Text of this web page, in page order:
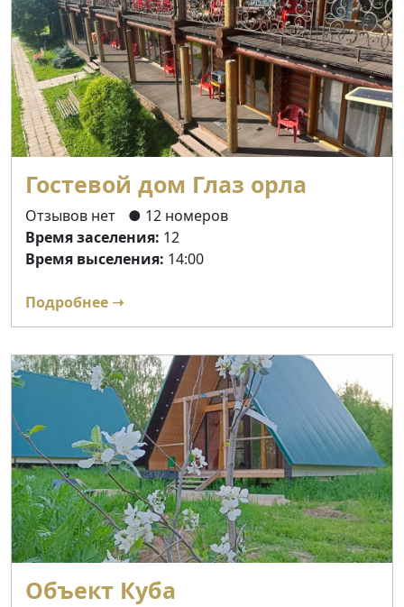
Гостевой дом Глаз орла
Отзывов нет
● 12 номеров
Время заселения: 12
Время выселения: 14:00
Подробнее ➝
Объект Куба